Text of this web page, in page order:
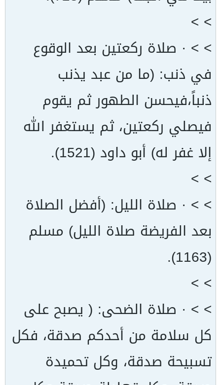
> >
> > · صلاة ركعتين بعد الوقوع
في ذنب: (ما من عبد يذنب
ذنباً،فيحسن الطهور ثم يقوم
فيصلي ركعتين، ثم يستغفر الله
إلا غفر له) أبو داود (1521).
> >
> > · صلاة الليل: (أفضل الصلاة
بعد الفريضة صلاة الليل) مسلم
(1163).
> >
> > · صلاة الضحى: ( يصبح على
كل سلامة من أحدكم صدقة، فكل
تسبيحة صدقة، وكل تحميدة